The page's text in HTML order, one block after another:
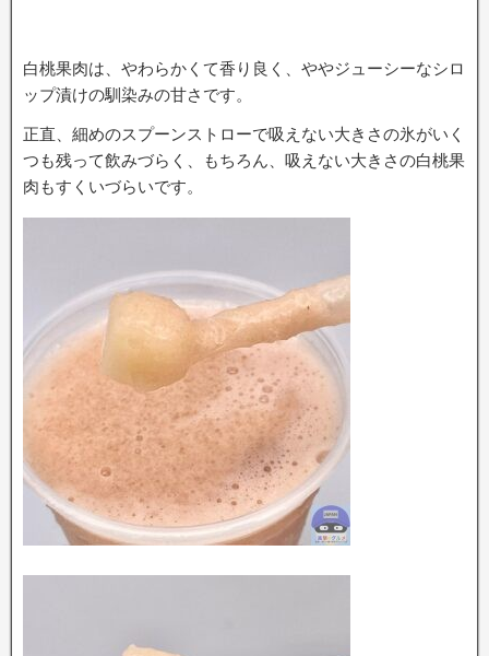
白桃果肉は、やわらかくて香り良く、ややジューシーなシロ
ップ漬けの馴染みの甘さです。
正直、細めのスプーンストローで吸えない大きさの氷がいく
つも残って飲みづらく、もちろん、吸えない大きさの白桃果
肉もすくいづらいです。